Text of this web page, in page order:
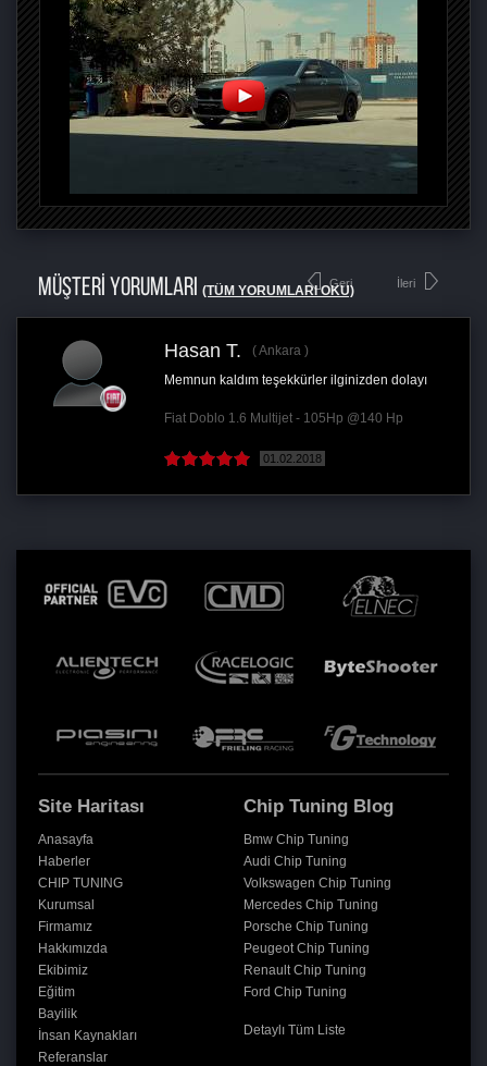
MÜŞTERİ YORUMLARI (TÜM YORUMLARI OKU)
Geri
Hasan T.
Ankara
Memnun kaldım teşekkürler ilginizden dolayı
Fiat Doblo 1.6 Multijet - 105Hp @140 Hp
01.02.2018
İleri
Site Haritası
Anasayfa
Haberler
CHIP TUNING
Kurumsal
Firmamız
Hakkımızda
Ekibimiz
Eğitim
Bayilik
İnsan Kaynakları
Referanslar
Chip Tuning Blog
Bmw Chip Tuning
Audi Chip Tuning
Volkswagen Chip Tuning
Mercedes Chip Tuning
Porsche Chip Tuning
Peugeot Chip Tuning
Renault Chip Tuning
Ford Chip Tuning
Detaylı Tüm Liste